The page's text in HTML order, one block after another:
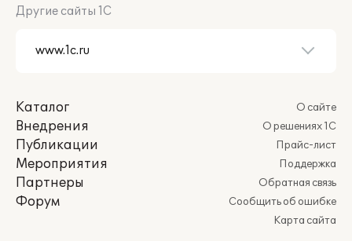
Другие сайты 1С
Каталог
Внедрения
Публикации
Мероприятия
Партнеры
Форум
О сайте
О решениях 1С
Прайс-лист
Поддержка
Обратная связь
Сообщить об ошибке
Карта сайта